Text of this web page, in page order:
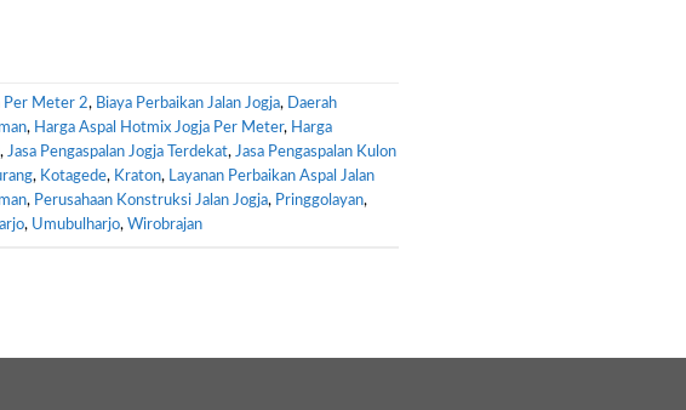
Per Meter 2, Biaya Perbaikan Jalan Jogja, Daerah
, Harga Aspal Hotmix Jogja Per Meter, Harga
, Jasa Pengaspalan Jogja Terdekat, Jasa Pengaspalan Kulon
, Kotagede, Kraton, Layanan Perbaikan Aspal Jalan
, Perusahaan Konstruksi Jalan Jogja, Pringgolayan,
, Umubulharjo, Wirobrajan